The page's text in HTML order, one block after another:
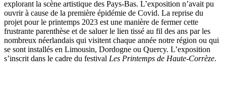
explorant la scène artistique des Pays-Bas. L’exposition n’avait pu
ouvrir à cause de la première épidémie de Covid. La reprise du
projet pour le printemps 2023 est une manière de fermer cette
frustrante parenthèse et de saluer le lien tissé au fil des ans par les
nombreux néerlandais qui visitent chaque année notre région ou qui
se sont installés en Limousin, Dordogne ou Quercy. L’exposition
s’inscrit dans le cadre du festival Les Printemps de Haute-Corrèze.